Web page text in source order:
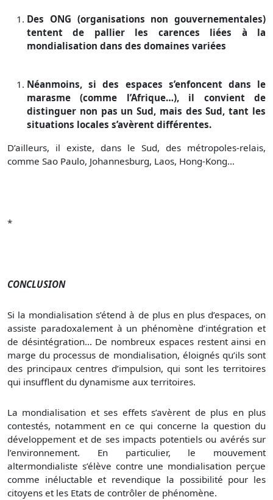
Des ONG (organisations non gouvernementales)
tentent de pallier les carences liées à la
mondialisation dans des domaines variées
Néanmoins, si des espaces s’enfoncent dans le
marasme (comme l’Afrique…), il convient de
distinguer non pas un Sud, mais des Sud, tant les
situations locales s’avèrent différentes.
D’ailleurs, il existe, dans le Sud, des métropoles-relais,
comme Sao Paulo, Johannesburg, Laos, Hong-Kong…
*
CONCLUSION
Si la mondialisation s’étend à de plus en plus d’espaces, on
assiste paradoxalement à un phénomène d’intégration et
de désintégration… De nombreux espaces restent ainsi en
marge du processus de mondialisation, éloignés qu’ils sont
des principaux centres d’impulsion, qui sont les territoires
qui insufflent du dynamisme aux territoires.
La mondialisation et ses effets s’avèrent de plus en plus
contestés, notamment en ce qui concerne la question du
développement et de ses impacts potentiels ou avérés sur
l’environnement. En particulier, le mouvement
altermondialiste s’élève contre une mondialisation perçue
comme inéluctable et revendique la possibilité pour les
citoyens et les Etats de contrôler de phénomène.